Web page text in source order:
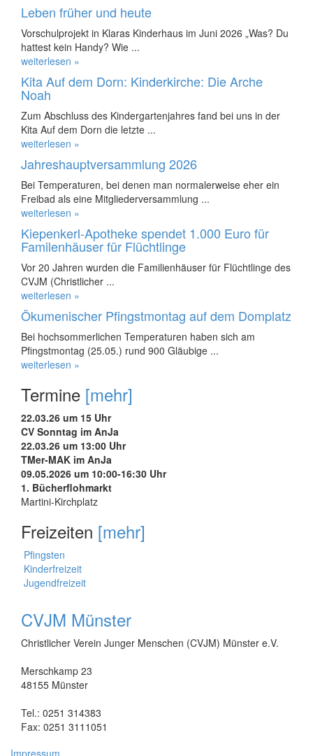
Leben früher und heute
Vorschulprojekt in Klaras Kinderhaus im Juni 2026 „Was? Du
hattest kein Handy? Wie ...
weiterlesen »
Kita Auf dem Dorn: Kinderkirche: Die Arche
Noah
Zum Abschluss des Kindergartenjahres fand bei uns in der
Kita Auf dem Dorn die letzte ...
weiterlesen »
Jahreshauptversammlung 2026
Bei Temperaturen, bei denen man normalerweise eher ein
Freibad als eine Mitgliederversammlung ...
weiterlesen »
Kiepenkerl-Apotheke spendet 1.000 Euro für
Familenhäuser für Flüchtlinge
Vor 20 Jahren wurden die Familienhäuser für Flüchtlinge des
CVJM (Christlicher ...
weiterlesen »
Ökumenischer Pfingstmontag auf dem Domplatz
Bei hochsommerlichen Temperaturen haben sich am
Pfingstmontag (25.05.) rund 900 Gläubige ...
weiterlesen »
Termine [mehr]
22.03.26 um 15 Uhr
CV Sonntag im AnJa
22.03.26 um 13:00 Uhr
TMer-MAK im AnJa
09.05.2026 um 10:00-16:30 Uhr
1. Bücherflohmarkt
Martini-Kirchplatz
Freizeiten [mehr]
Pfingsten
Kinderfreizeit
Jugendfreizeit
CVJM Münster
Christlicher Verein Junger Menschen (CVJM) Münster e.V.
Merschkamp 23
48155 Münster
Tel.: 0251 314383
Fax: 0251 3111051
Impressum